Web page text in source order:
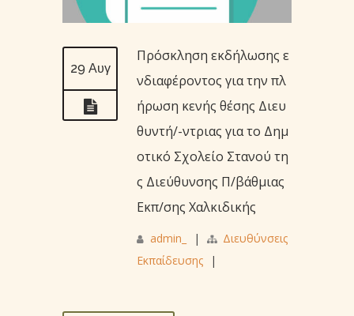
29 Αυγ
Πρόσκληση εκδήλωσης ε
νδιαφέροντος για την πλ
ήρωση κενής θέσης Διευ
θυντή/-ντριας για το Δημ
οτικό Σχολείο Στανού τη
ς Διεύθυνσης Π/βάθμιας
Εκπ/σης Χαλκιδικής
admin_ |
Διευθύνσεις
Εκπαίδευσης
|